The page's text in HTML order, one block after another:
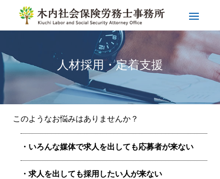
人材採用・定着支援
このようなお悩みはありませんか？
いろんな媒体で求人を出しても応募者が来ない
求人を出しても採用したい人が来ない